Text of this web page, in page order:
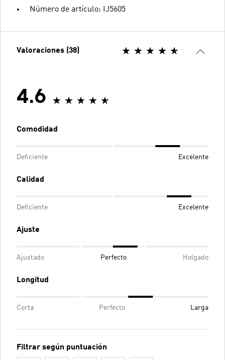
Número de artículo: IJ5605
Valoraciones (38)
4.6
Comodidad
Deficiente Excelente
Calidad
Deficiente Excelente
Ajuste
Ajustado Perfecto Holgado
Longitud
Corta Perfecto Larga
Filtrar según puntuación